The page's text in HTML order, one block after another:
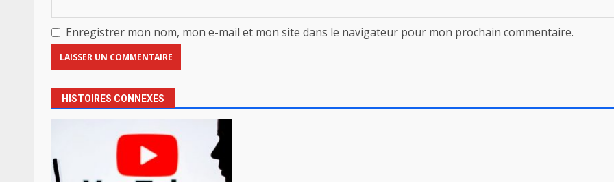
Enregistrer mon nom, mon e-mail et mon site dans le navigateur pour mon prochain commentaire.
HISTOIRES CONNEXES